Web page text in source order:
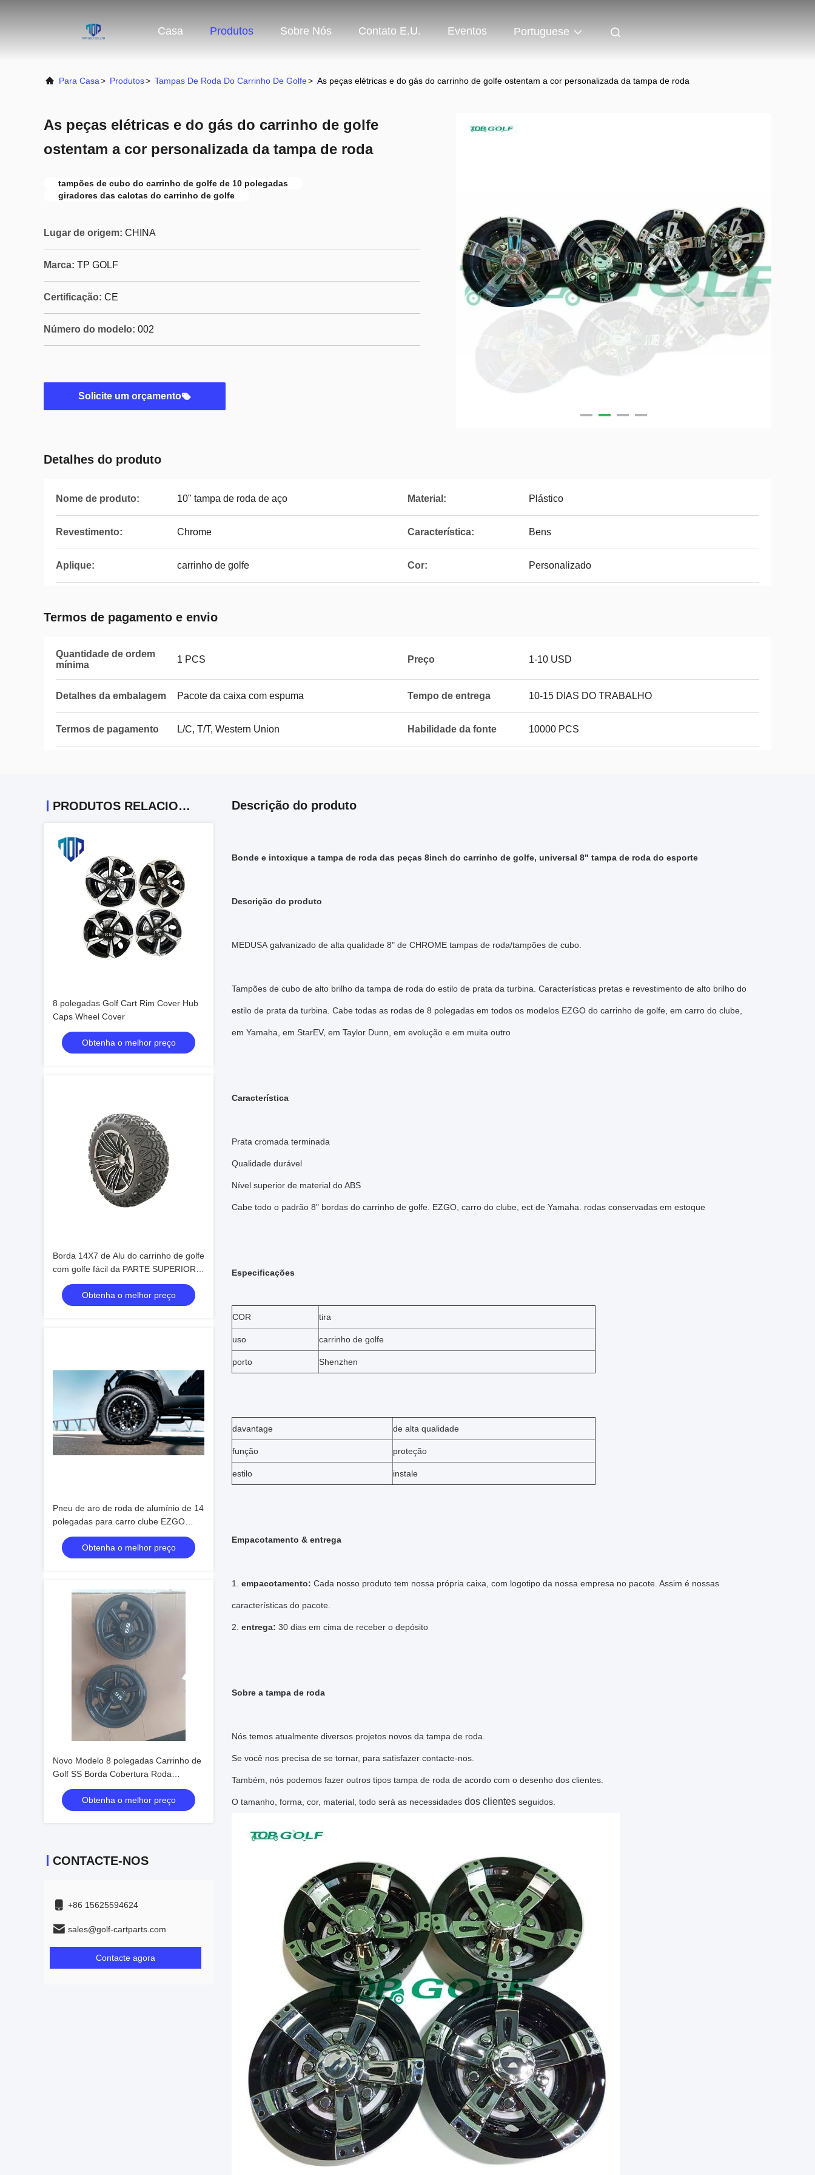
Casa Produtos Sobre Nós Contato E.U. Eventos Portuguese
Para Casa> Produtos> Tampas De Roda Do Carrinho De Golfe> As peças elétricas e do gás do carrinho de golfe ostentam a cor personalizada da tampa de roda
As peças elétricas e do gás do carrinho de golfe
ostentam a cor personalizada da tampa de roda
tampões de cubo do carrinho de golfe de 10 polegadas
giradores das calotas do carrinho de golfe
Lugar de origem: CHINA
Marca: TP GOLF
Certificação: CE
Número do modelo: 002
Solicite um orçamento
Detalhes do produto
Nome de produto: 10" tampa de roda de aço Material: Plástico
Revestimento: Chrome Característica: Bens
Aplique: carrinho de golfe Cor: Personalizado
Termos de pagamento e envio
Quantidade de ordem
mínima
1 PCS Preço 1-10 USD
Detalhes da embalagem Pacote da caixa com espuma Tempo de entrega 10-15 DIAS DO TRABALHO
Termos de pagamento L/C, T/T, Western Union Habilidade da fonte 10000 PCS
PRODUTOS RELACIONADOS
8 polegadas Golf Cart Rim Cover Hub
Caps Wheel Cover
Obtenha o melhor preço
Borda 14X7 de Alu do carrinho de golfe
com golfe fácil da PARTE SUPERIOR
da instalação 23X10.5-14
Obtenha o melhor preço
Pneu de aro de roda de alumínio de 14
polegadas para carro clube EZGO
Yamaha uso TOP Golf
Obtenha o melhor preço
Novo Modelo 8 polegadas Carrinho de
Golf SS Borda Cobertura Roda
Cobertura
Obtenha o melhor preço
CONTACTE-NOS
+86 15625594624
sales@golf-cartparts.com
Contacte agora
Descrição do produto
Bonde e intoxique a tampa de roda das peças 8inch do carrinho de golfe, universal 8" tampa de roda do esporte
Descrição do produto
MEDUSA galvanizado de alta qualidade 8" de CHROME tampas de roda/tampões de cubo.
Tampões de cubo de alto brilho da tampa de roda do estilo de prata da turbina. Características pretas e revestimento de alto brilho do
estilo de prata da turbina. Cabe todas as rodas de 8 polegadas em todos os modelos EZGO do carrinho de golfe, em carro do clube,
em Yamaha, em StarEV, em Taylor Dunn, em evolução e em muita outro
Característica
Prata cromada terminada
Qualidade durável
Nível superior de material do ABS
Cabe todo o padrão 8" bordas do carrinho de golfe. EZGO, carro do clube, ect de Yamaha. rodas conservadas em estoque
Especificações
COR tira
uso carrinho de golfe
porto Shenzhen
davantage de alta qualidade
função proteção
estilo instale
Empacotamento & entrega
1. empacotamento: Cada nosso produto tem nossa própria caixa, com logotipo da nossa empresa no pacote. Assim é nossas
características do pacote.
2. entrega: 30 dias em cima de receber o depósito
Sobre a tampa de roda
Nós temos atualmente diversos projetos novos da tampa de roda.
Se você nos precisa de se tornar, para satisfazer contacte-nos.
Também, nós podemos fazer outros tipos tampa de roda de acordo com o desenho dos clientes.
O tamanho, forma, cor, material, todo será as necessidades dos clientes seguidos.